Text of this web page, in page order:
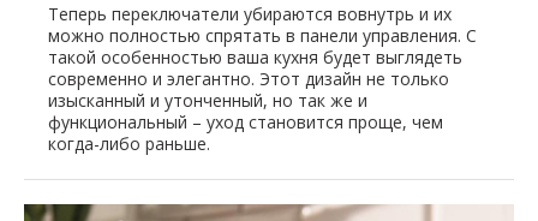
Теперь переключатели убираются вовнутрь и их
можно полностью спрятать в панели управления. С
такой особенностью ваша кухня будет выглядеть
современно и элегантно. Этот дизайн не только
изысканный и утонченный, но так же и
функциональный – уход становится проще, чем
когда-либо раньше.